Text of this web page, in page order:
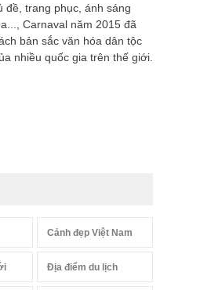
đề, trang phục, ánh sáng
Carnaval năm 2015 đã
bản sắc văn hóa dân tộc
nhiều quốc gia trên thế giới.
Cảnh đẹp Việt Nam
Địa điểm du lịch